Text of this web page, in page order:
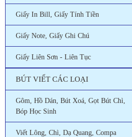
Giấy In Bill, Giấy Tính Tiền
Giấy Note, Giấy Ghi Chú
Giấy Liên Sơn - Liên Tục
BÚT VIẾT CÁC LOẠI
Gôm, Hồ Dán, Bút Xoá, Gọt Bút Chì,
Bóp Học Sinh
Viết Lông, Chì, Dạ Quang, Compa